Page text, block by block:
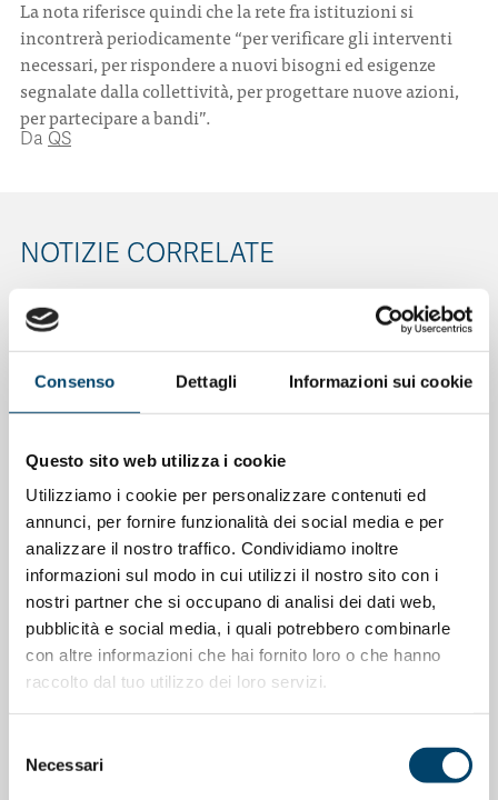
Consenso Dettagli Informazioni sui cookie
Questo sito web utilizza i cookie
Utilizziamo i cookie per personalizzare contenuti ed
annunci, per fornire funzionalità dei social media e per
analizzare il nostro traffico. Condividiamo inoltre
informazioni sul modo in cui utilizzi il nostro sito con i
nostri partner che si occupano di analisi dei dati web,
pubblicità e social media, i quali potrebbero combinarle
con altre informazioni che hai fornito loro o che hanno
raccolto dal tuo utilizzo dei loro servizi.
delNecessari
La nota riferisce quindi che la rete fra istituzioni si
incontrerà periodicamente “per verificare gli interventi
necessari, per rispondere a nuovi bisogni ed esigenze
segnalate dalla collettività, per progettare nuove azioni,
per partecipare a bandi”.
Da QS
NOTIZIE CORRELATE
ONDA PER LE DONNE
Depressione Post Partum: intervista al
Prof. Claudio Mencacci